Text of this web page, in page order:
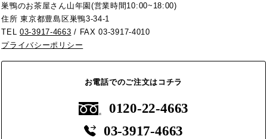
巣鴨のお茶屋さん山年園(営業時間10:00~18:00)
住所 東京都豊島区巣鴨3-34-1
TEL03-3917-4663 / FAX 03-3917-4010
プライバシーポリシー
お電話でのご注文はコチラ
0120-22-4663
03-3917-4663